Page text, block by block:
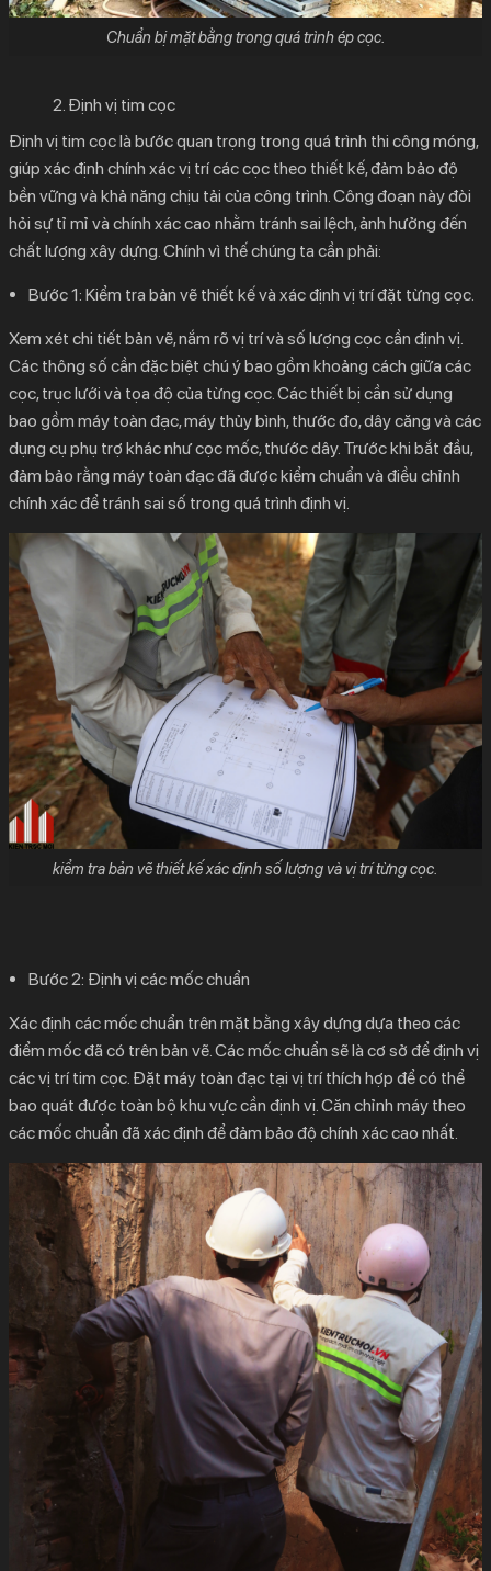
Chuẩn bị mặt bằng trong quá trình ép cọc.
2. Định vị tim cọc
Định vị tim cọc là bước quan trọng trong quá trình thi công móng,
giúp xác định chính xác vị trí các cọc theo thiết kế, đảm bảo độ
bền vững và khả năng chịu tải của công trình. Công đoạn này đòi
hỏi sự tỉ mỉ và chính xác cao nhằm tránh sai lệch, ảnh hưởng đến
chất lượng xây dựng. Chính vì thế chúng ta cần phải:
Bước 1: Kiểm tra bản vẽ thiết kế và xác định vị trí đặt từng cọc.
Xem xét chi tiết bản vẽ, nắm rõ vị trí và số lượng cọc cần định vị.
Các thông số cần đặc biệt chú ý bao gồm khoảng cách giữa các
cọc, trục lưới và tọa độ của từng cọc. Các thiết bị cần sử dụng
bao gồm máy toàn đạc, máy thủy bình, thước đo, dây căng và các
dụng cụ phụ trợ khác như cọc mốc, thước dây. Trước khi bắt đầu,
đảm bảo rằng máy toàn đạc đã được kiểm chuẩn và điều chỉnh
chính xác để tránh sai số trong quá trình định vị.
kiểm tra bản vẽ thiết kế xác định số lượng và vị trí từng cọc.
Bước 2: Định vị các mốc chuẩn
Xác định các mốc chuẩn trên mặt bằng xây dựng dựa theo các
điểm mốc đã có trên bản vẽ. Các mốc chuẩn sẽ là cơ sở để định vị
các vị trí tim cọc. Đặt máy toàn đạc tại vị trí thích hợp để có thể
bao quát được toàn bộ khu vực cần định vị. Căn chỉnh máy theo
các mốc chuẩn đã xác định để đảm bảo độ chính xác cao nhất.